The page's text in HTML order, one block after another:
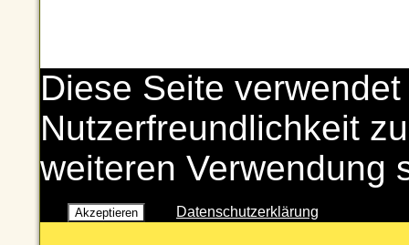
Diese Seite
Nutzerfreundlichkeit
weiteren Verwendung
Akzeptieren Datenschutzerklärung